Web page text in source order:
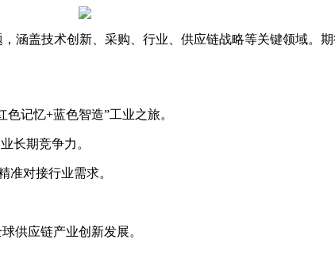
盖技术创新、采购、行业、供应链战略等关键领域。期
记忆+蓝色智造”工业之旅。
长期竞争力。
对接行业需求。
供应链产业创新发展。